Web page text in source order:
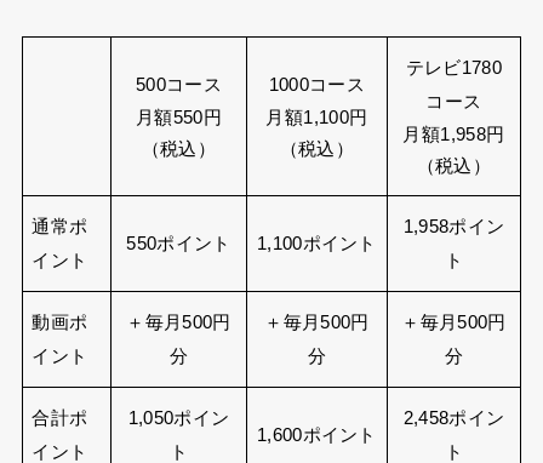
500コース
月額550円
（税込）
1000コース
月額1,100円
（税込）
テレビ1780
コース
月額1,958円
（税込）
通常ポ
イント
550ポイント 1,100ポイント
1,958ポイン
ト
動画ポ
イント
＋毎月500円
分
＋毎月500円
分
＋毎月500円
分
合計ポ
イント
1,050ポイン
ト
1,600ポイント
2,458ポイン
ト